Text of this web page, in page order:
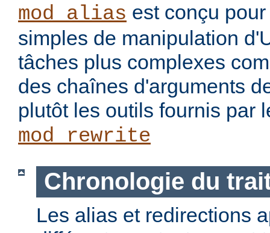
mod_alias est conçu
simples de manipulation
tâches plus complexes
des chaînes d'arguments
plutôt les outils fournis par
mod_rewrite
Chronologie du
Les alias et redirections